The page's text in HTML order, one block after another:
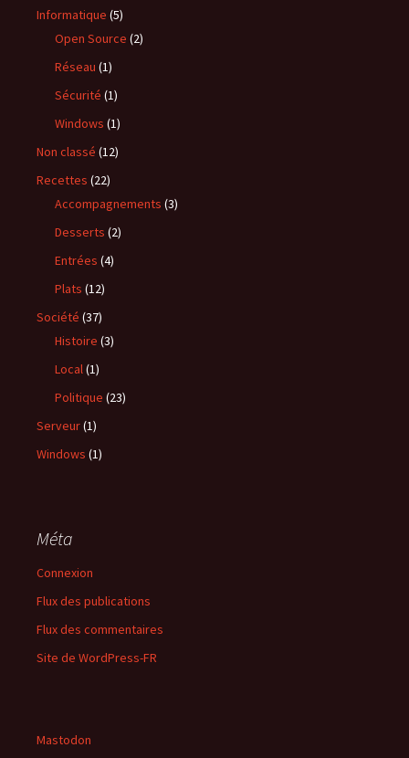
Informatique (5)
Open Source (2)
Réseau (1)
Sécurité (1)
Windows (1)
Non classé (12)
Recettes (22)
Accompagnements (3)
Desserts (2)
Entrées (4)
Plats (12)
Société (37)
Histoire (3)
Local(1)
Politique (23)
Serveur(1)
Windows (1)
Méta
Connexion
Flux des publications
Flux des commentaires
Site de WordPress-FR
Mastodon